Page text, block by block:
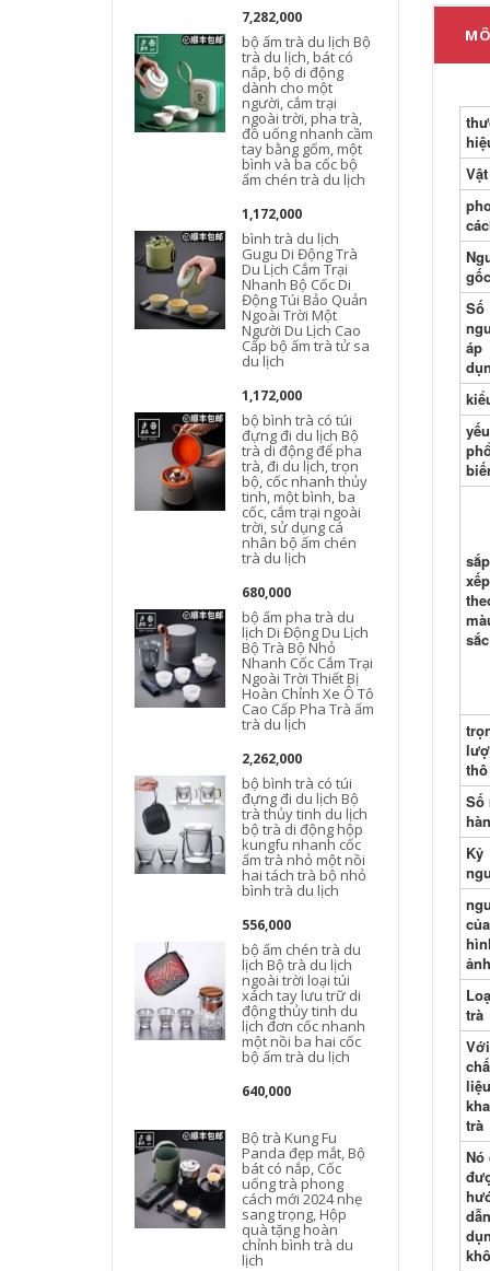
7,282,000
bộ ấm trà du lịch Bộ
trà du lịch, bát có
nắp, bộ di động
dành cho một
người, cắm trại
ngoài trời, pha trà,
đồ uống nhanh cầm
tay bằng gốm, một
bình và ba cốc bộ
ấm chén trà du lịch
1,172,000
bình trà du lịch
Gugu Di Động Trà
Du Lịch Cắm Trại
Nhanh Bộ Cốc Di
Động Túi Bảo Quản
Ngoài Trời Một
Người Du Lịch Cao
Cấp bộ ấm trà tử sa
du lịch
1,172,000
bộ bình trà có túi
đựng đi du lịch Bộ
trà di động để pha
trà, đi du lịch, trọn
bộ, cốc nhanh thủy
tinh, một bình, ba
cốc, cắm trại ngoài
trời, sử dụng cá
nhân bộ ấm chén
trà du lịch
680,000
bộ ấm pha trà du
lịch Di Động Du Lịch
Bộ Trà Bộ Nhỏ
Nhanh Cốc Cắm Trại
Ngoài Trời Thiết Bị
Hoàn Chỉnh Xe Ô Tô
Cao Cấp Pha Trà ấm
trà du lịch
2,262,000
bộ bình trà có túi
đựng đi du lịch Bộ
trà thủy tinh du lịch
bộ trà di động hộp
kungfu nhanh cốc
ấm trà nhỏ một nồi
hai tách trà bộ nhỏ
bình trà du lịch
556,000
bộ ấm chén trà du
lịch Bộ trà du lịch
ngoài trời loại túi
xách tay lưu trữ di
động thủy tinh du
lịch đơn cốc nhanh
một nồi ba hai cốc
bộ ấm trà du lịch
640,000
Bộ trà Kung Fu
Panda đẹp mắt, Bộ
bát có nắp, Cốc
uống trà phong
cách mới 2024 nhẹ
sang trọng, Hộp
quà tặng hoàn
chỉnh bình trà du
lịch
gốc
Số
áp
sắp
xếp
sắc
thô
Số
Kỷ
của
ảnh
trà
Với
liệu
trà
Nó